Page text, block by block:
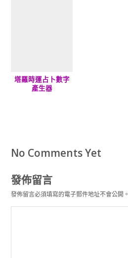
塔羅時運占卜數字
產生器
No Comments Yet
發佈留言
發佈留言必須填寫的電子郵件地址不會公開。